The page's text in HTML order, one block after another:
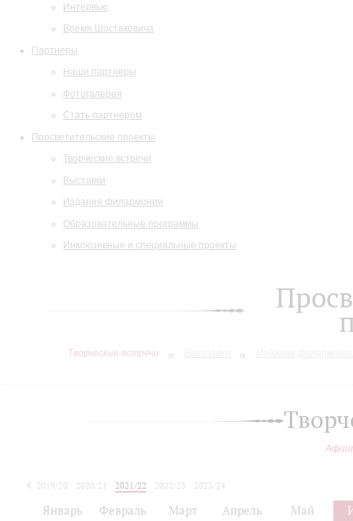
Интервью
Время Шостаковича
Партнеры
Наши партнеры
Фотогалерея
Стать партнером
Просветительские проекты
Творческие встречи
Выставки
Издания филармонии
Образовательные программы
Инклюзивные и специальные проекты
Творческие встречи
2019/20 2020/21 2021/22 2022/23
2023/24
Январь Февраль Март Апрель Май